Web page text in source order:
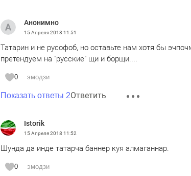
Анонимно
15 Апреля 2018 11:51
Татарин и не русофоб, но оставьте нам хотя бы
претендуем на "русские" щи и борщи....
0 эмодзи
Показать ответы 2Ответить
Istorik
15 Апреля 2018 11:52
Шунда да инде татарча баннер куя алмаганнар.
0 эмодзи